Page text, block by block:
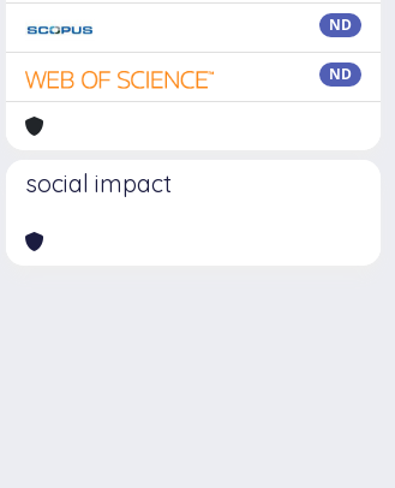
ND
ND
social impact